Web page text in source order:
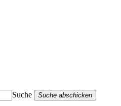
Suche
Suche abschicken